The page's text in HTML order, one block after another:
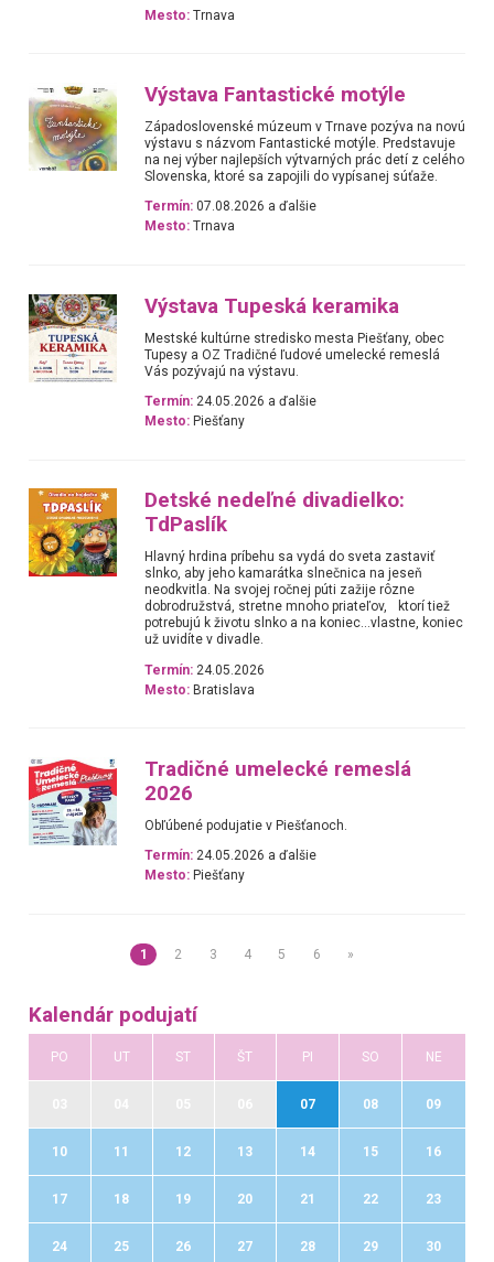
Mesto: Trnava
Výstava Fantastické motýle
Západoslovenské múzeum v Trnave pozýva na novú
výstavu s názvom Fantastické motýle. Predstavuje
na nej výber najlepších výtvarných prác detí z celého
Slovenska, ktoré sa zapojili do vypísanej súťaže.
Termín: 07.08.2026 a ďalšie
Mesto: Trnava
Výstava Tupeská keramika
Mestské kultúrne stredisko mesta Piešťany, obec
Tupesy a OZ Tradičné ľudové umelecké remeslá
Vás pozývajú na výstavu.
Termín: 24.05.2026 a ďalšie
Mesto: Piešťany
Detské nedeľné divadielko:
TdPaslík
Hlavný hrdina príbehu sa vydá do sveta zastaviť
slnko, aby jeho kamarátka slnečnica na jeseň
neodkvitla. Na svojej ročnej púti zažije rôzne
dobrodružstvá, stretne mnoho priateľov, ktorí tiež
potrebujú k životu slnko a na koniec…vlastne, koniec
už uvidíte v divadle.
Termín: 24.05.2026
Mesto: Bratislava
Tradičné umelecké remeslá
2026
Obľúbené podujatie v Piešťanoch.
Termín: 24.05.2026 a ďalšie
Mesto: Piešťany
1 2 3 4 5 6 »
Kalendár podujatí
PO UT ST ŠT PI SO NE
07 08 09
10 11 12 13 14 15 16
17 18 19 20 21 22 23
24 25 26 27 28 29 30